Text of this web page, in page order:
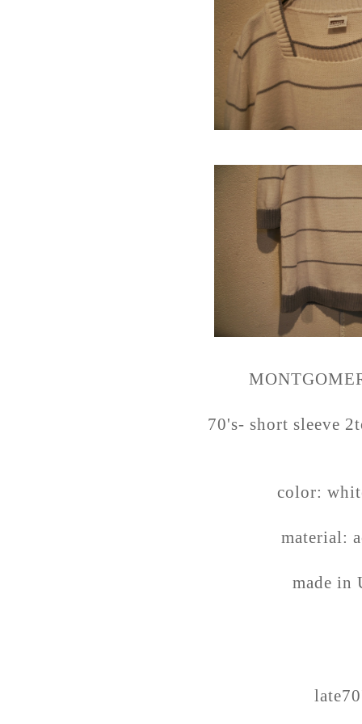
70's- short sleeve
color:
material:
made in